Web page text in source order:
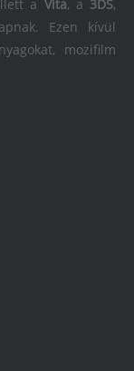
a Vita, a 3DS,
Ezen kívül
mozifilm